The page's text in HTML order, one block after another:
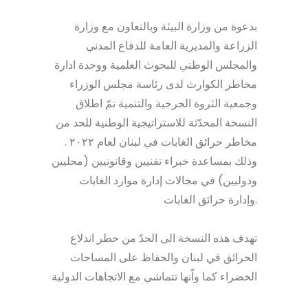
بدعوة من وزارة البيئة وبالتعاون مع وزارة
الزراعة والمديرية العامة للدفاع المدني
والمجلس الوطني للبحوث العلمية ووحدة ادارة
مخاطر الكوارث لدى رئاسة مجلس الوزراء
وجمعية الثروة الحرجية والتنمية تمّ اطلاق
النسخة المحدّثة للاستراتيجية الوطنية للحد من
مخاطر حرائق الغابات في لبنان لعام ٢٠٢٢ .
وذلك بمساعدة خبراء تقنیین وقانونیین (محلیین
ودولیین) في مجالات إدارة موارد الغابات
وإدارة حرائق الغابات.
تهدف هذه النسخة الى الحدّ من خطر اندلاع
الحرائق في لبنان والحفاظ على المساحات
الخضراء كما واّنها تتماشى مع الاتجاھات الدولیة